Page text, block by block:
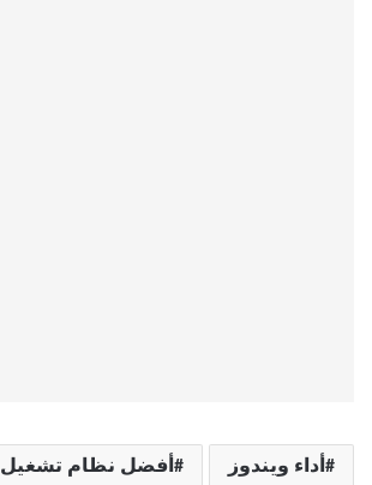
أداء ويندوز أفضل نظام تشغيل